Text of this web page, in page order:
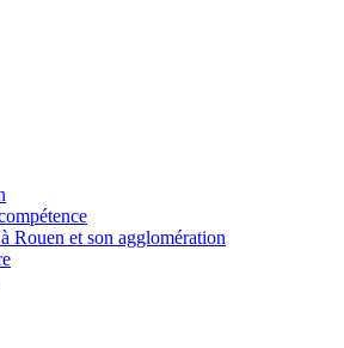
Rouen et son agglomération